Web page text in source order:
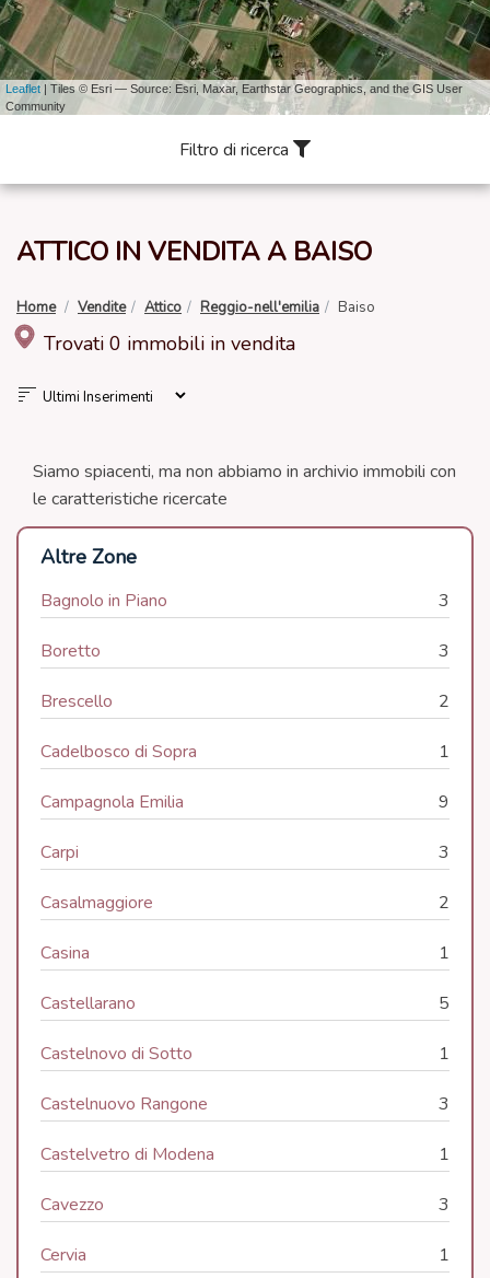
Leaflet | Tiles © Esri — Source: Esri, Maxar, Earthstar Geographics, and the GIS User
Community
Filtro di ricerca
ATTICO IN VENDITA A BAISO
Home Vendite Attico Reggio-nell'emilia Baiso
Trovati 0 immobili in vendita
Siamo spiacenti, ma non abbiamo in archivio immobili con
le caratteristiche ricercate
Altre Zone
Bagnolo in Piano 3
Boretto 3
Brescello 2
Cadelbosco di Sopra 1
Campagnola Emilia 9
Carpi 3
Casalmaggiore 2
Casina 1
Castellarano 5
Castelnovo di Sotto 1
Castelnuovo Rangone 3
Castelvetro di Modena 1
Cavezzo 3
Cervia 1